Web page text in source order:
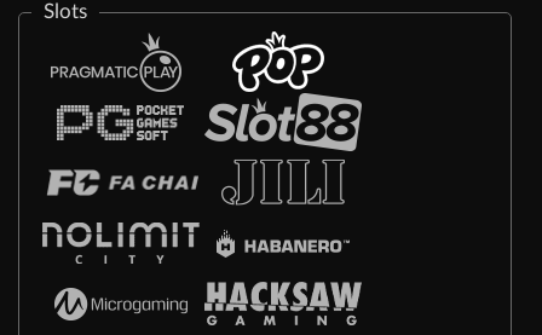
Slots